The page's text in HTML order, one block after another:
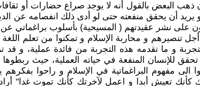
البعض بالقول أنه لا يوجد صراع حضارات أو
أن يحقق منفعته حتى لو أدى ذلك انفصامه عن
على نشر عقيدتهم ( المسيحية) بأسلوب براغماتي
و محاربة الإسلام و تمكنوا من تعلم اللغة
التجربة و ما تقدمه هذه التجربة من فائدة عملية،
المنفعة في حياته العملية، حيث ربطوها
الى مفهوم البراغماتية في الإسلام و راحوا
تعيش أبدا و اعمل لآخرتك كأنك تموت غدا"